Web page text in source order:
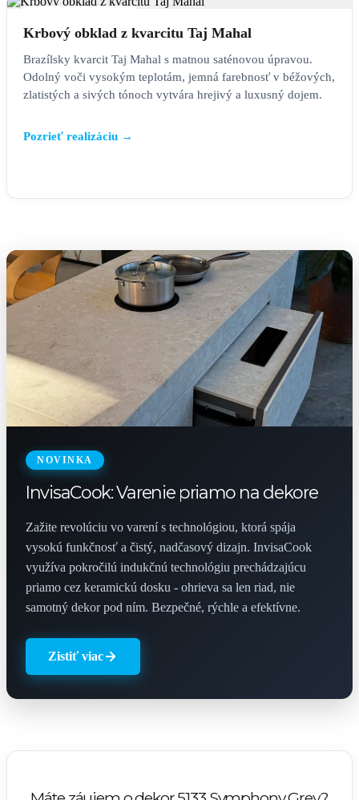
Krbový obklad z kvarcitu Taj Mahal
Brazílsky kvarcit Taj Mahal s matnou saténovou úpravou.
Odolný voči vysokým teplotám, jemná farebnosť v béžových,
zlatistých a sivých tónoch vytvára hrejivý a luxusný dojem.
Pozrieť realizáciu →
NOVINKA
InvisaCook: Varenie priamo na dekore
Zažite revolúciu vo varení s technológiou, ktorá spája
vysokú funkčnosť a čistý, nadčasový dizajn. InvisaCook
využíva pokročilú indukčnú technológiu prechádzajúcu
priamo cez keramickú dosku - ohrieva sa len riad, nie
samotný dekor pod ním. Bezpečné, rýchle a efektívne.
Zistiť viac